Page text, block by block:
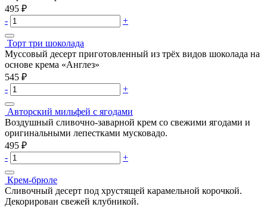
495 ₽
-
+
Торт три шоколада
Муссовый десерт приготовленный из трёх видов шоколада на
основе крема «Англез»
545 ₽
-
+
Авторский мильфей с ягодами
Воздушный сливочно-заварной крем со свежими ягодами и
оригинальными лепестками мусковадо.
495 ₽
-
+
Крем-брюле
Сливочный десерт под хрустящей карамельной корочкой.
Декорирован свежей клубникой.